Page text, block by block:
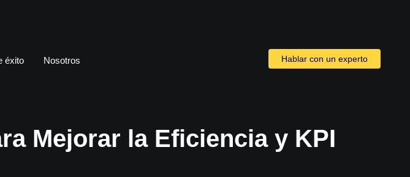
éxito Nosotros Hablar con un experto
Mejorar la Eficiencia y KPI